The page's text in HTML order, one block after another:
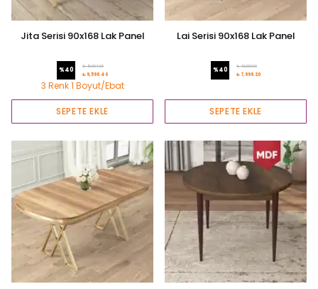
Jita Serisi 90x168 Lak Panel
Kaplama Ayak
%40
₺ 15,994.00
₺ 9,596.40
3 Renk 1 Boyut/Ebat
SEPETE EKLE
Lai Serisi 90x168 Lak Panel
Kaplama Ayak
%40
₺ 13,332.00
₺ 7,999.20
SEPETE EKLE